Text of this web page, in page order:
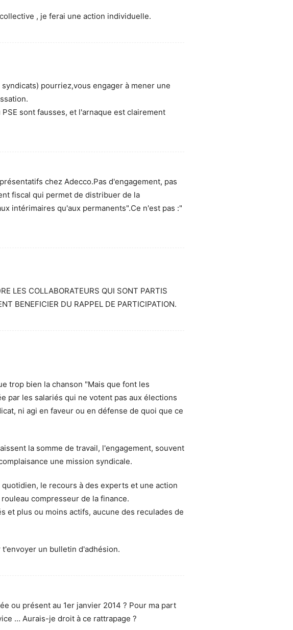
, je ferai une action individuelle.
pourriez,vous engager à mener une
sont fausses, et l'arnaque est clairement
chez Adecco.Pas d'engagement, pas
fiscal qui permet de distribuer de la
intérimaires qu'aux permanents".Ce n'est pas :"
LES COLLABORATEURS QUI SONT PARTIS
BENEFICIER DU RAPPEL DE PARTICIPATION.
trop bien la chanson "Mais que font les
par les salariés qui ne votent pas aux élections
ni agi en faveur ou en défense de quoi que ce
la somme de travail, l'engagement, souvent
une mission syndicale.
le recours à des experts et une action
compresseur de la finance.
et plus ou moins actifs, aucune des reculades de
un bulletin d'adhésion.
ou présent au 1er janvier 2014 ? Pour ma part
… Aurais-je droit à ce rattrapage ?